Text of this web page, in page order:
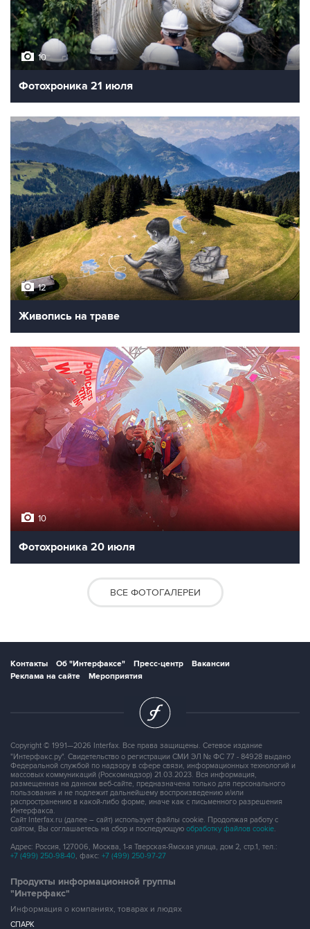
10
Фотохроника 21 июля
12
Живопись на траве
10
Фотохроника 20 июля
ВСЕ ФОТОГАЛЕРЕИ
Контакты Об "Интерфаксе" Пресс-центр
Вакансии
Реклама на сайте
Мероприятия
Copyright © 1991—2026 Interfax. Все права защищены. Сетевое издание
"Интерфакс.ру". Свидетельство о регистрации СМИ ЭЛ № ФС 77 - 84928 выдано
Федеральной службой по надзору в сфере связи, информационных технологий и
массовых коммуникаций (Роскомнадзор) 21.03.2023. Вся информация,
размещенная на данном веб-сайте, предназначена только для персонального
пользования и не подлежит дальнейшему воспроизведению и/или
распространению в какой-либо форме, иначе как с письменного разрешения
Интерфакса.
Сайт Interfax.ru (далее – сайт) использует файлы cookie. Продолжая работу с
сайтом, Вы соглашаетесь на сбор и последующую обработку файлов cookie.
Адрес: Россия, 127006, Москва, 1-я Тверская-Ямская улица, дом 2, стр.1, тел.:
+7 (499) 250-98-40, факс: +7 (499) 250-97-27
Продукты информационной группы
"Интерфакс"
Информация о компаниях, товарах и людях
СПАРК